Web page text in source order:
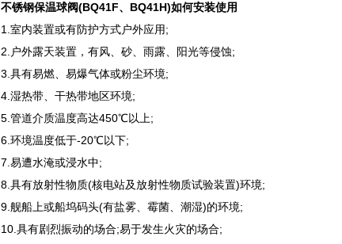
不锈钢保温球阀(BQ41F、BQ41H)如何安装使用
1.室内装置或有防护方式户外应用;
2.户外露天装置，有风、砂、雨露、阳光等侵蚀;
3.具有易燃、易爆气体或粉尘环境;
4.湿热带、干热带地区环境;
5.管道介质温度高达450℃以上;
6.环境温度低于-20℃以下;
7.易遭水淹或浸水中;
8.具有放射性物质(核电站及放射性物质试验装置)环境;
9.舰船上或船坞码头(有盐雾、霉菌、潮湿)的环境;
10.具有剧烈振动的场合;易于发生火灾的场合;